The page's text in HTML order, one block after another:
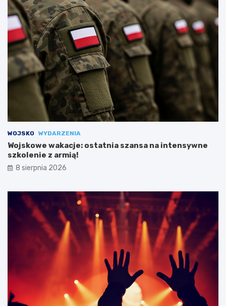
WOJSKO WYDARZENIA
Wojskowe wakacje: ostatnia szansa na intensywne
szkolenie z armią!
8 sierpnia 2026